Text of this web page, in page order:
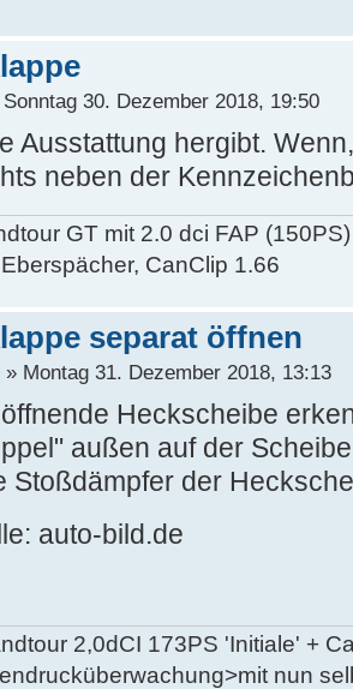
30. Dezember 2018, 19:50
Ausstattung hergibt.
neben der
GT mit 2.0 dci FAP
CanClip 1.66
separat öffnen
» Montag 31. Dezember 2018, 13:13
Heckscheibe
außen auf der
Stoßdämpfer der
auto-bild.de
2,0dCI 173PS 'Initiale' +
nun